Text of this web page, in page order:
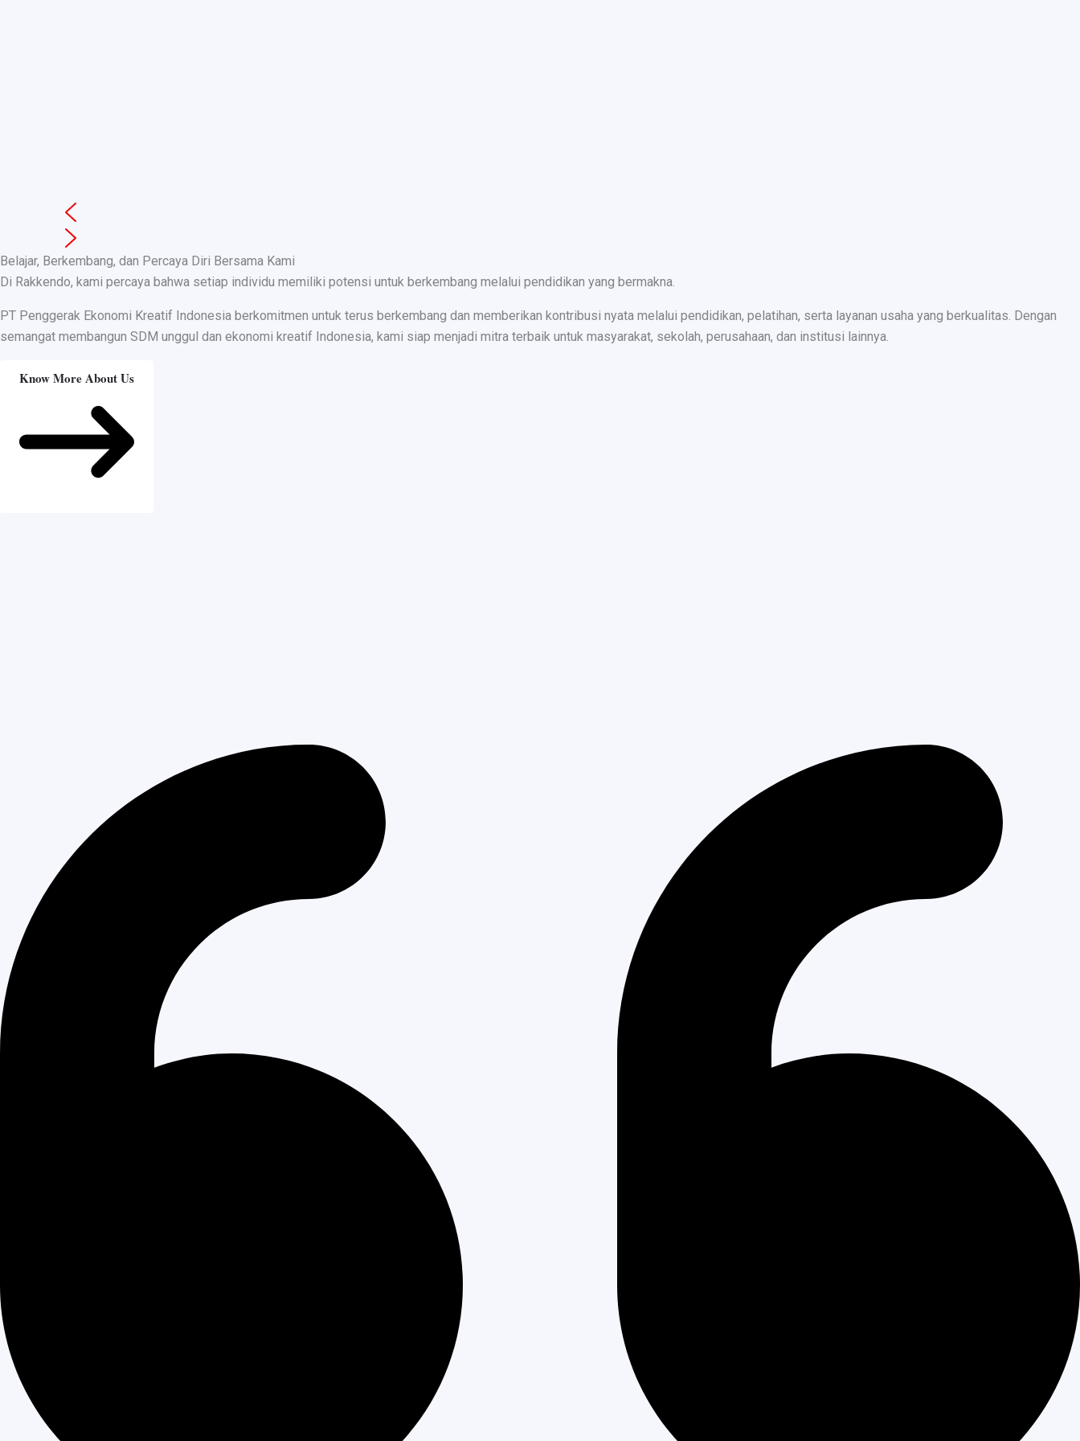
Belajar, Berkembang, dan Percaya Diri Bersama Kami
Di Rakkendo, kami percaya bahwa setiap individu memiliki potensi untuk berkembang melalui pendidikan yang bermakna.
PT Penggerak Ekonomi Kreatif Indonesia berkomitmen untuk terus berkembang dan memberikan kontribusi nyata melalui pendidikan, pelatihan, serta layanan usaha yang berkualitas. Dengan
semangat membangun SDM unggul dan ekonomi kreatif Indonesia, kami siap menjadi mitra terbaik untuk masyarakat, sekolah, perusahaan, dan institusi lainnya.
Know More About Us